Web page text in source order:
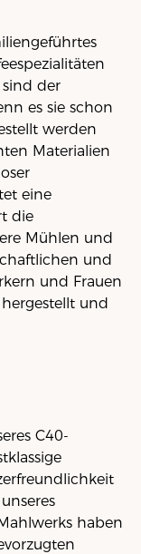
der
es sie schon
werden
Materialien
eine
die
Mühlen und
und
und Frauen
und
C40-
haben